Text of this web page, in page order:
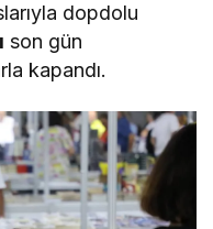
dopdolu
son gün
kapandı.